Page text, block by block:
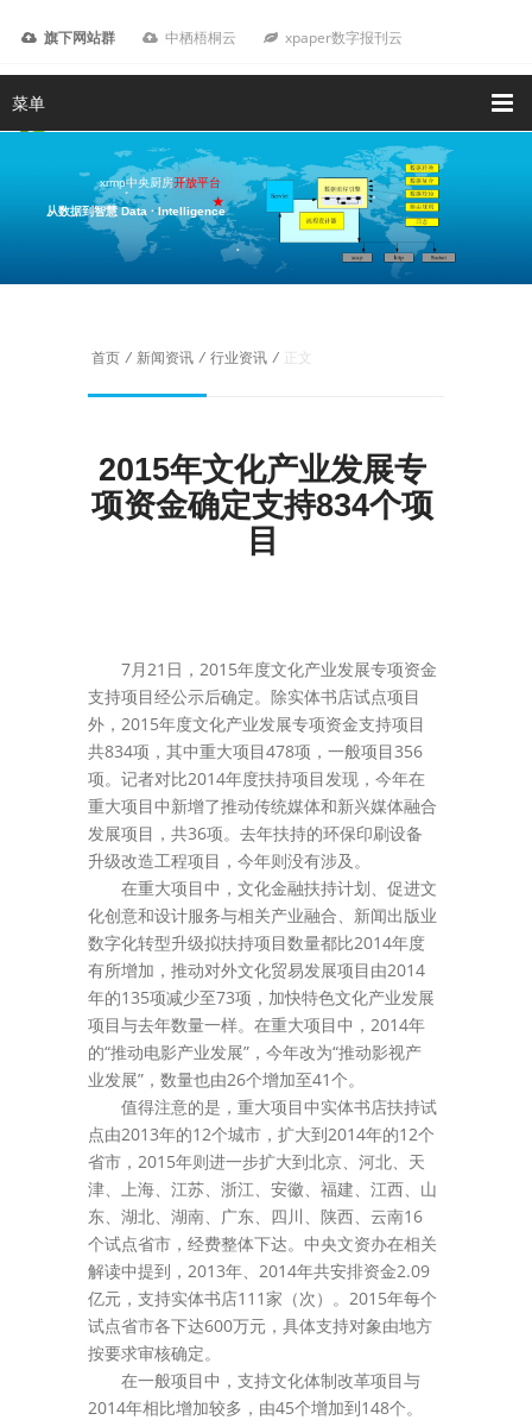
旗下网站群 中栖梧桐云 xpaper数字报刊云
菜单
xrmp中央厨房开放平台
从数据到智慧 Data · Intelligence
首页 / 新闻资讯 / 行业资讯 / 正文
2015年文化产业发展专
项资金确定支持834个项
目
7月21日，2015年度文化产业发展专项资金
支持项目经公示后确定。除实体书店试点项目
外，2015年度文化产业发展专项资金支持项目
共834项，其中重大项目478项，一般项目356
项。记者对比2014年度扶持项目发现，今年在
重大项目中新增了推动传统媒体和新兴媒体融合
发展项目，共36项。去年扶持的环保印刷设备
升级改造工程项目，今年则没有涉及。
在重大项目中，文化金融扶持计划、促进文
化创意和设计服务与相关产业融合、新闻出版业
数字化转型升级拟扶持项目数量都比2014年度
有所增加，推动对外文化贸易发展项目由2014
年的135项减少至73项，加快特色文化产业发展
项目与去年数量一样。在重大项目中，2014年
的“推动电影产业发展”，今年改为“推动影视产
业发展”，数量也由26个增加至41个。
值得注意的是，重大项目中实体书店扶持试
点由2013年的12个城市，扩大到2014年的12个
省市，2015年则进一步扩大到北京、河北、天
津、上海、江苏、浙江、安徽、福建、江西、山
东、湖北、湖南、广东、四川、陕西、云南16
个试点省市，经费整体下达。中央文资办在相关
解读中提到，2013年、2014年共安排资金2.09
亿元，支持实体书店111家（次）。2015年每个
试点省市各下达600万元，具体支持对象由地方
按要求审核确定。
在一般项目中，支持文化体制改革项目与
2014年相比增加较多，由45个增加到148个。